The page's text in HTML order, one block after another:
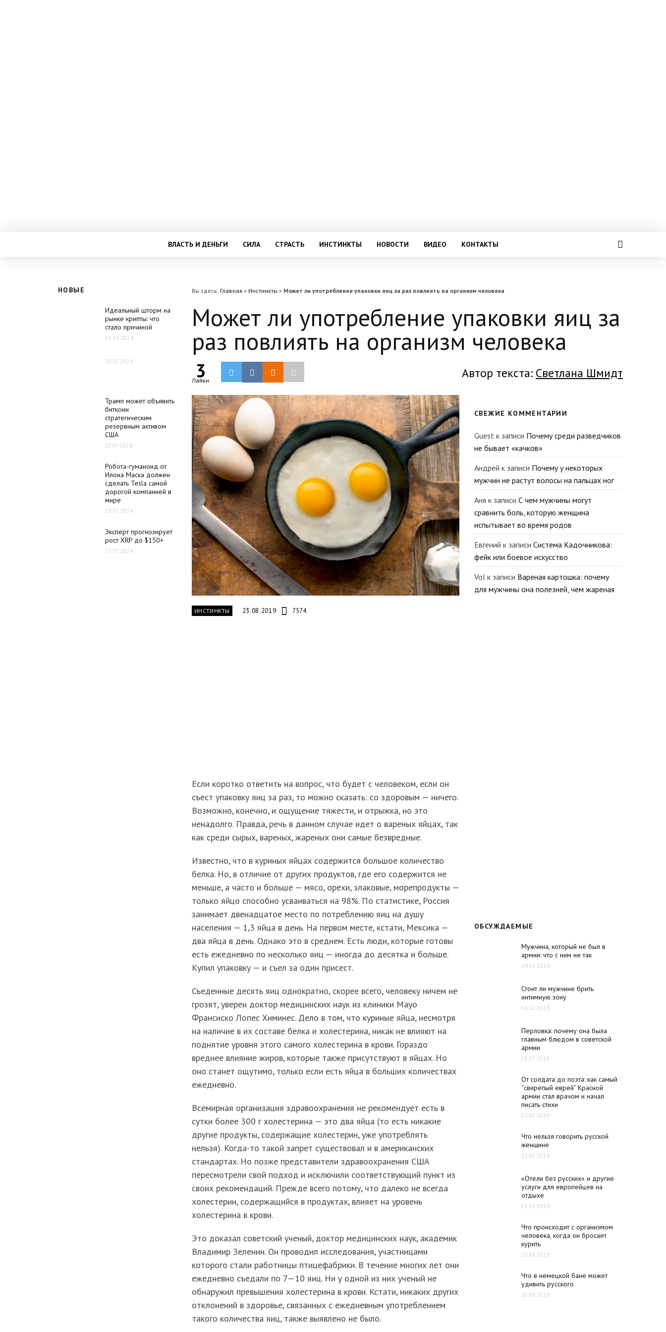
ВЛАСТЬ И ДЕНЬГИ СИЛА СТРАСТЬ ИНСТИНКТЫ НОВОСТИ ВИДЕО КОНТАКТЫ
НОВЫЕ
Идеальный шторм на
рынке крипты: что
стало причиной
05.08.2024
30.07.2024
Трамп может объявить
биткоин
стратегическим
резервным активом
США
27.07.2024
Робота-гуманоид от
Илона Маска должен
сделать Tesla самой
дорогой компанией в
мире
23.07.2024
Эксперт прогнозирует
рост XRP до $150+
23.07.2024
Вы здесь: Главная » Инстинкты » Может ли употребление упаковки яиц за раз повлиять на организм человека
Может ли употребление упаковки яиц за
раз повлиять на организм человека
3
Лайки Автор текста: Светлана Шмидт
ИНСТИНКТЫ 23.08.2019 7574
Если коротко ответить на вопрос, что будет с человеком, если он
съест упаковку яиц за раз, то можно сказать: со здоровым — ничего.
Возможно, конечно, и ощущение тяжести, и отрыжка, но это
ненадолго. Правда, речь в данном случае идет о вареных яйцах, так
как среди сырых, вареных, жареных они самые безвредные.
Известно, что в куриных яйцах содержится большое количество
белка. Но, в отличие от других продуктов, где его содержится не
меньше, а часто и больше — мясо, орехи, злаковые, морепродукты —
только яйцо способно усваиваться на 98%. По статистике, Россия
занимает двенадцатое место по потреблению яиц на душу
населения — 1,3 яйца в день. На первом месте, кстати, Мексика —
два яйца в день. Однако это в среднем. Есть люди, которые готовы
есть ежедневно по несколько яиц — иногда до десятка и больше.
Купил упаковку — и съел за один присест.
Съеденные десять яиц однократно, скорее всего, человеку ничем не
грозят, уверен доктор медицинских наук из клиники Мауо
Франсиско Лопес Химинес. Дело в том, что куриные яйца, несмотря
на наличие в их составе белка и холестерина, никак не влияют на
поднятие уровня этого самого холестерина в крови. Гораздо
вреднее влияние жиров, которые также присутствуют в яйцах. Но
оно станет ощутимо, только если есть яйца в больших количествах
ежедневно.
Всемирная организация здравоохранения не рекомендует есть в
сутки более 300 г холестерина — это два яйца (то есть никакие
другие продукты, содержащие холестерин, уже употреблять
нельзя). Когда-то такой запрет существовал и в американских
стандартах. Но позже представители здравоохранения США
пересмотрели свой подход и исключили соответствующий пункт из
своих рекомендаций. Прежде всего потому, что далеко не всегда
холестерин, содержащийся в продуктах, влияет на уровень
холестерина в крови.
Это доказал советский ученый, доктор медицинских наук, академик
Владимир Зеленин. Он проводил исследования, участницами
которого стали работницы птицефабрики. В течение многих лет они
ежедневно съедали по 7—10 яиц. Ни у одной из них ученый не
обнаружил превышения холестерина в крови. Кстати, никаких других
отклонений в здоровье, связанных с ежедневным употреблением
такого количества яиц, также выявлено не было.
СВЕЖИЕ КОММЕНТАРИИ
Guest к записи Почему среди разведчиков
не бывает «качков»
Андрей к записи Почему у некоторых
мужчин не растут волосы на пальцах ног
Аня к записи С чем мужчины могут
сравнить боль, которую женщина
испытывает во время родов
Евгений к записи Система Кадочникова:
фейк или боевое искусство
Vol к записи Вареная картошка: почему
для мужчины она полезней, чем жареная
ОБСУЖДАЕМЫЕ
Мужчина, который не был в
армии: что с ним не так
29.08.2019
Стоит ли мужчине брить
интимную зону
08.12.2018
Перловка: почему она была
главным блюдом в советской
армии
15.07.2019
От солдата до поэта: как самый
“свирепый еврей” Красной
армии стал врачом и начал
писать стихи
02.07.2019
Что нельзя говорить русской
женщине
12.07.2019
«Отели без русских» и другие
услуги для европейцев на
отдыхе
05.08.2019
Что происходит с организмом
человека, когда он бросает
курить
25.08.2019
Что в немецкой бане может
удивить русского
10.08.2019